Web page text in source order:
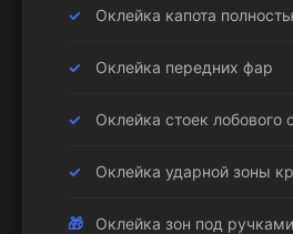
Оклейка капота
Оклейка передних фар
Оклейка стоек лобового
Оклейка ударной зоны
Оклейка зон под